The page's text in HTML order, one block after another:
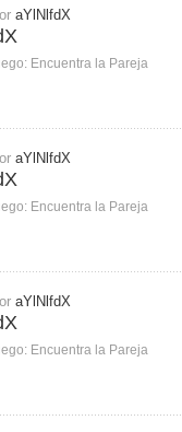
aYlNlfdX
Encuentra la Pareja
aYlNlfdX
Encuentra la Pareja
aYlNlfdX
Encuentra la Pareja